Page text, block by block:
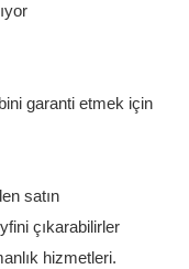
garanti etmek için
satın
çıkarabilirler
hizmetleri.